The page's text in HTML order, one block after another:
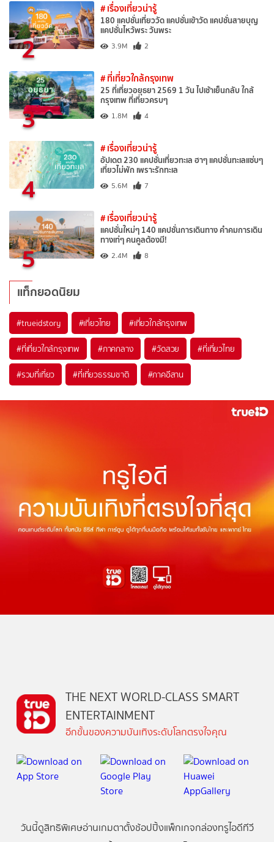
2
# เรื่องเที่ยวน่ารู้
180 แคปชั่นเที่ยววัด แคปชั่นเข้าวัด แคปชั่นสายบุญ
แคปชั่นไหว้พระ วันพระ
3.9M 2
3
# ที่เที่ยวใกล้กรุงเทพ
25 ที่เที่ยวอยุธยา 2569 1 วัน ไปเช้าเย็นกลับ ใกล้
กรุงเทพ ที่เที่ยวครบๆ
1.8M 4
4
# เรื่องเที่ยวน่ารู้
อัปเดต 230 แคปชั่นเที่ยวทะเล ฮาๆ แคปชั่นทะเลแซ่บๆ
เที่ยวไม่พัก เพราะรักทะเล
5.6M 7
5
# เรื่องเที่ยวน่ารู้
แคปชั่นใหม่ๆ 140 แคปชั่นการเดินทาง คำคมการเดิน
ทางเท่ๆ คนคูลต้องมี!
2.4M 8
แท็กยอดนิยม
#trueidstory #เที่ยวไทย #เที่ยวใกล้กรุงเทพ
#ที่เที่ยวใกล้กรุงเทพ #ภาคกลาง #วัดสวย #ที่เที่ยวไทย
#รวมที่เที่ยว #ที่เที่ยวธรรมชาติ #ภาคอีสาน
THE NEXT WORLD-CLASS SMART
ENTERTAINMENT
อีกขั้นของความบันเทิงระดับโลกตรงใจคุณ
วันนี้ดูสิทธิพิเศษอ่านเกมตาตั้งช้อปปิ้งแพ็กเกจกล่องทรูไอดีทีวี